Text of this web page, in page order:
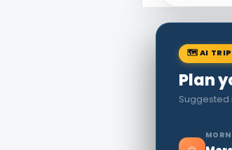
🗺 AI TRIP
Plan
Suggested